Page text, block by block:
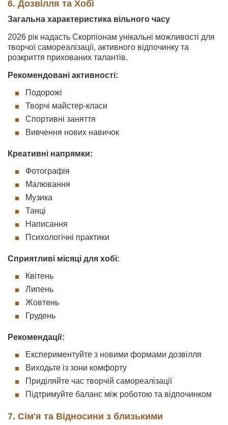
6. Дозвілля та Хобі
Загальна характеристика вільного часу
2026 рік надасть Скорпіонам унікальні можливості для
творчої самореалізації, активного відпочинку та
розкриття прихованих талантів.
Рекомендовані активності:
Подорожі
Творчі майстер-класи
Спортивні заняття
Вивчення нових навичок
Креативні напрямки:
Фотографія
Малювання
Музика
Танці
Написання
Психологічні практики
Сприятливі місяці для хобі:
Квітень
Липень
Жовтень
Грудень
Рекомендації:
Експериментуйте з новими формами дозвілля
Виходьте із зони комфорту
Приділяйте час творчій самореалізації
Підтримуйте баланс між роботою та відпочинком
7. Сім'я та Відносини з близькими